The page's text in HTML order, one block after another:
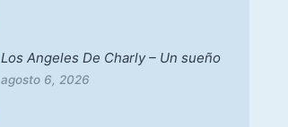
Los Angeles De Charly – Un sueño
agosto 6, 2026